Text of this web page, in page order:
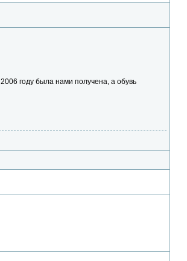
году была нами получена, а обувь